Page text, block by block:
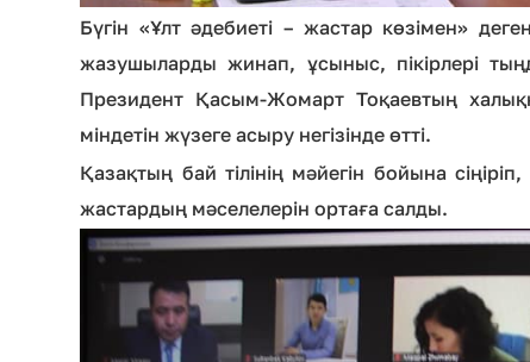
Бүгін «Ұлт әдебиеті – жастар көзімен»
жазушыларды жинап, ұсыныс, пікірлері
Президент Қасым-Жомарт Тоқаевтың
міндетін жүзеге асыру негізінде өтті.
Қазақтың бай тілінің мәйегін бойына
жастардың мәселелерін ортаға салды.